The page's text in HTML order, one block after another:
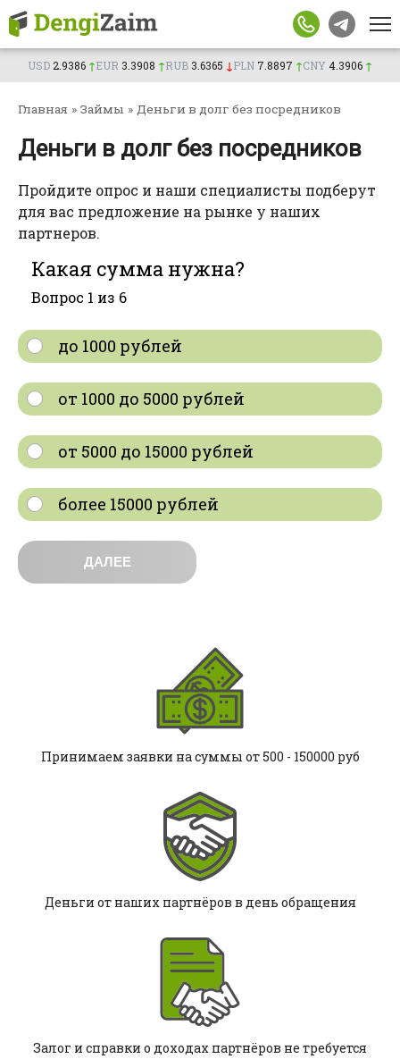
Перейти
контенту
USD2.9386 ↑EUR 3.3908 ↑RUB 3.6365 ↓PLN 7.8897 ↑CNY 4.3906 ↑
Главная » Займы » Деньги в долг без посредников
Деньги в долг без посредников
Пройдите опрос и наши специалисты подберут
для вас предложение на рынке у наших
партнеров.
Какая сумма нужна?
Вопрос 1 из 6
до 1000 рублей
от 1000 до 5000 рублей
от 5000 до 15000 рублей
более 15000 рублей
ДАЛЕЕ
Принимаем заявки на суммы от 500 - 150000 руб
Деньги от наших партнёров в день обращения
Залог и справки о доходах партнёров не требуется
фамилия
Телефон
Город
Подтверждаю согласие на обработку личных
данных
Подать
свяжется с вами в ближайшее время.
Телефон
Сумма, BYN
Город
Ежемесячны
Подтверждаю согласие на обработку личных
данных
Подать
заявку
Отправим заявку партнерам. Менеджер
свяжется с вами в ближайшее время.
Имя
Телефон
компанию
Менеджер свяжется с вами в
Телефон
Сумма, BYN
Город
Возраст
Подтверждаю согласие на обработку личных
данных
Подать
заявку
Отправим заявку партнерам. Менеджер
свяжется с вами в ближайшее время.